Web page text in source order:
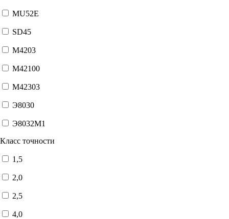
MU52E
SD45
М4203
М42100
М42303
Э8030
Э8032М1
Класс точности
1,5
2,0
2,5
4,0